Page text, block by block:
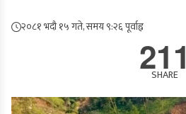
२०८१ भदौ १५ गते, समय ९:२६ पूर्वाह्न
211
SHARE